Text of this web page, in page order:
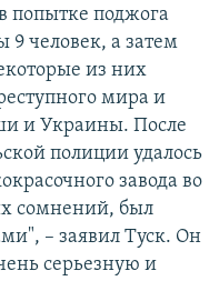
попытке поджога
9 человек, а затем
из них
мира и
и Украины. После
полиции удалось
завода во
сомнений, был
– заявил Туск. Он
серьезную и